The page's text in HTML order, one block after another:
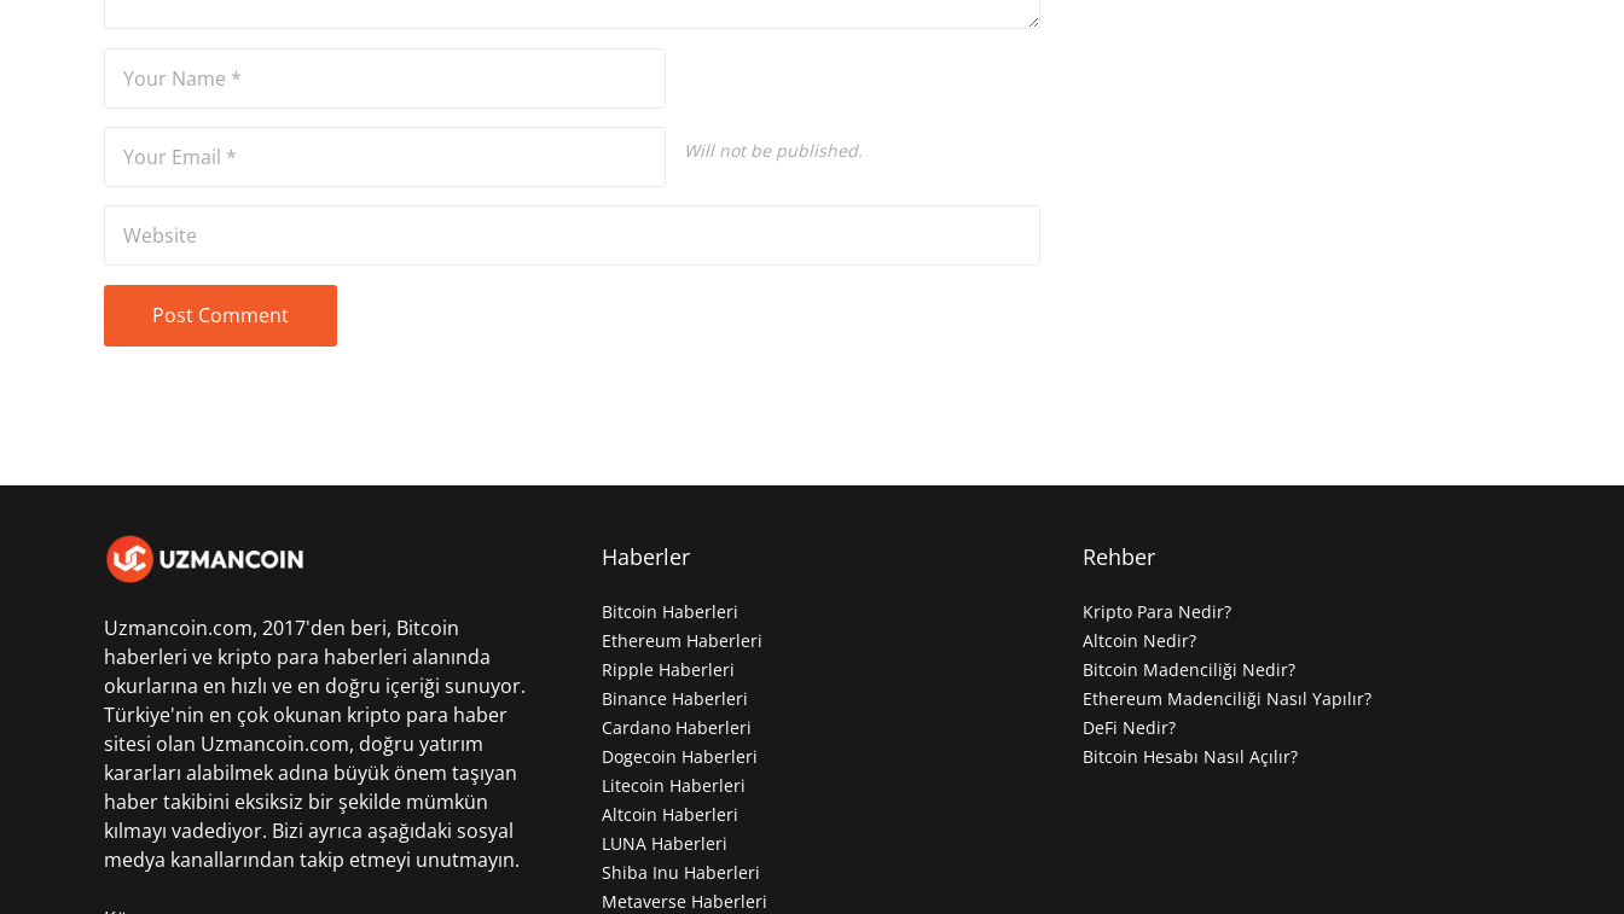
Will not be published.
Uzmancoin.com, 2017'den beri, Bitcoin
haberleri ve kripto para haberleri alanında
okurlarına en hızlı ve en doğru içeriği sunuyor.
Türkiye'nin en çok okunan kripto para haber
sitesi olan Uzmancoin.com, doğru yatırım
kararları alabilmek adına büyük önem taşıyan
haber takibini eksiksiz bir şekilde mümkün
kılmayı vadediyor. Bizi ayrıca aşağıdaki sosyal
medya kanallarından takip etmeyi unutmayın.
Haberler
Bitcoin Haberleri
Ethereum Haberleri
Ripple Haberleri
Binance Haberleri
Cardano Haberleri
Dogecoin Haberleri
Litecoin Haberleri
Altcoin Haberleri
LUNA Haberleri
Shiba Inu Haberleri
Metaverse Haberleri
Rehber
Kripto Para Nedir?
Altcoin Nedir?
Bitcoin Madenciliği Nedir?
Ethereum Madenciliği Nasıl Yapılır?
DeFi Nedir?
Bitcoin Hesabı Nasıl Açılır?